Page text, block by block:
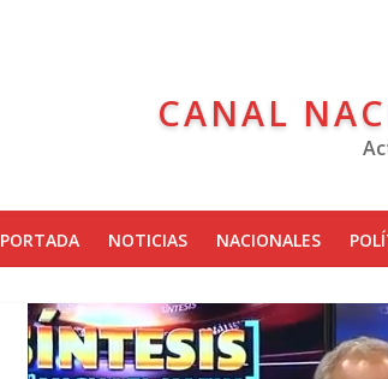
CANAL
PORTADA NOTICIAS NACIONALES